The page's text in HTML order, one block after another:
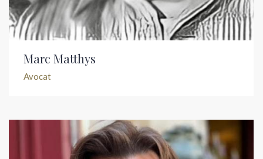
Marc Matthys
Avocat